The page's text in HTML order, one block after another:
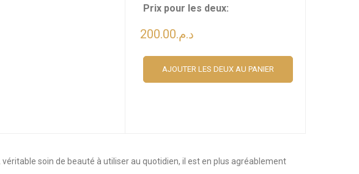
Prix pour les deux:
د.م.200.00
AJOUTER LES DEUX AU PANIER
soin de beauté à utiliser au quotidien, il est en plus agréablement